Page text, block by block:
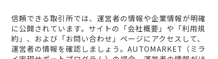
信頼できる取引所では、運営者の情報や企業情報が明確
に公開されています。サイトの「会社概要」や「利用規
約」、および「お問い合わせ」ページにアクセスして、
運営者の情報を確認しましょう。AUTOMARKET（ミラ